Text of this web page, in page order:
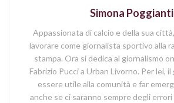
Simona Poggianti
Appassionata di calcio e della sua
lavorare come giornalista sportivo alla
stampa. Ora si dedica al giornalismo
Fabrizio Pucci a Urban Livorno. Per lei,
essere utile alla comunità e far
anche se ci saranno sempre degli errori